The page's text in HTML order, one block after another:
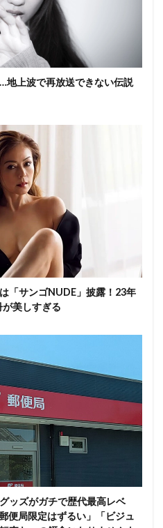
地上波で再放送できない伝説
「サンゴNUDE」披露！23年
美しすぎる
ッズがガチで歴代最高レベ
便局限定はずるい」「ビジュ